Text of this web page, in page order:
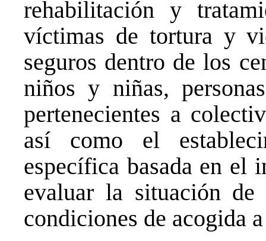
rehabilitación y
víctimas de tortura y
seguros dentro de los
niños y niñas,
pertenecientes a
así como el
específica basada en el
evaluar la situación
condiciones de acogida